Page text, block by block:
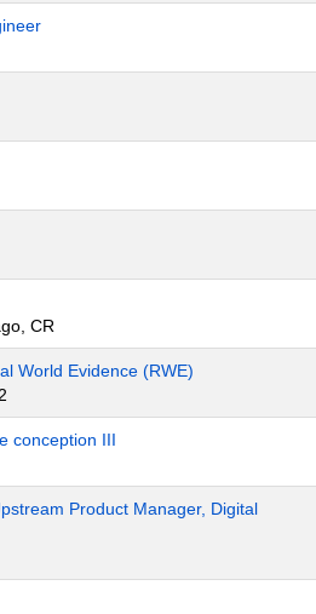
CR
World Evidence (RWE)
conception III
Product Manager, Digital